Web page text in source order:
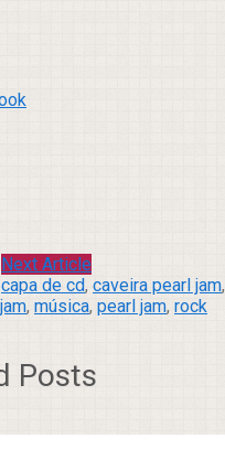
Next Article
capa de cd, caveira pearl jam,
, música, pearl jam, rock
Posts